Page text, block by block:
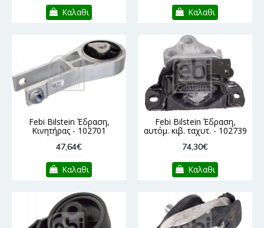
Καλαθι Καλαθι
Febi Bilstein Έδραση,
Κινητήρας - 102701
47,64€
Καλαθι
Febi Bilstein Έδραση,
αυτόμ. κιβ. ταχυτ. - 102739
74,30€
Καλαθι